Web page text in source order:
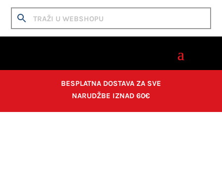
BESPLATNA DOSTAVA ZA SVE
NARUDŽBE IZNAD 60€